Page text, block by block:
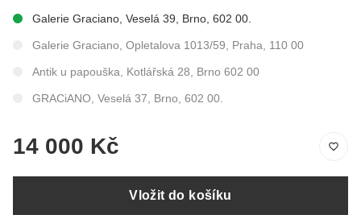
Galerie Graciano, Veselá 39, Brno, 602 00.
Galerie Graciano, Opletalova 1013/59, Praha, 110 00
Antik u papouška, Kotlářská 28, Brno 602 00
GRACiANO, Veselá 37, Brno, 602 00.
14 000 Kč
Vložit do košíku